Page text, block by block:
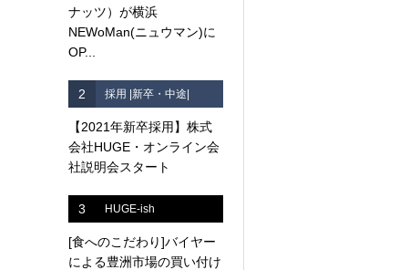
ナッツ）が横浜
NEWoMan(ニュウマン)に
OP...
2 採用 |新卒・中途|
【2021年新卒採用】株式
会社HUGE・オンライン会
社説明会スタート
3 HUGE-ish
[食へのこだわり]バイヤー
による豊洲市場の買い付け